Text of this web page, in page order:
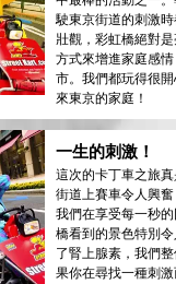
駛東京街道的刺激
壯觀，彩虹橋絕對
方式來增進家庭感
市。我們都玩得很
來東京的家庭！
一生的刺激！
這次的卡丁車之旅
街道上賽車令人興
我們在享受每一秒
橋看到的景色特別
了腎上腺素，我們
果你在尋找一種刺